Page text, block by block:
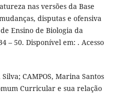
nas versões da Base
disputas e ofensiva
Ensino de Biologia da
– 50. Disponível em: . Acesso
CAMPOS, Marina Santos
Curricular e sua relação